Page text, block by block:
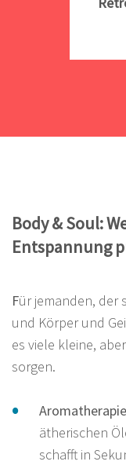
Body & Soul:
Entspannung
Für jemanden, der
und Körper und
es viele kleine,
sorgen.
ätherischen
schafft in